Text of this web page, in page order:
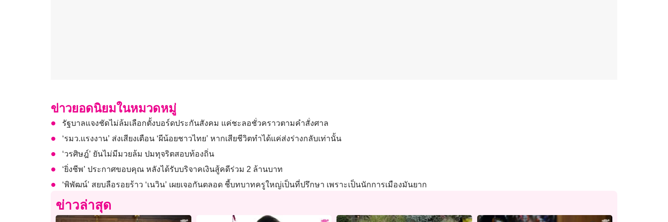
ข่าวยอดนิยมในหมวดหมู่
รัฐบาลแจงชัดไม่ล้มเลือกตั้งบอร์ดประกันสังคม แค่ชะลอชั่วคราวตามคำสั่งศาล
‘รมว.แรงงาน’ ส่งเสียงเตือน ‘ผีน้อยชาวไทย’ หากเสียชีวิตทำได้แค่ส่งร่างกลับเท่านั้น
‘วรศิษฎ์’ ยันไม่มีมวยล้ม ปมทุจริตสอบท้องถิ่น
‘ยิ่งชีพ’ ประกาศขอบคุณ หลังได้รับบริจาคเงินสู้คดีร่วม 2 ล้านบาท
‘พิพัฒน์’ สยบลือรอยร้าว ‘เนวิน’ เผยเจอกันตลอด ชี้บทบาทครูใหญ่เป็นที่ปรึกษา เพราะเป็นนักการเมืองมันยาก
ข่าวล่าสุด